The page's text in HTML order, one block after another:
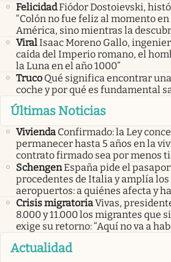
FelicidadFiódor Dostoievski,
“Colón no fue feliz al momento
América, sino mientras la
ViralIsaac Moreno Gallo,
caída del Imperio romano, el
la Luna en el año 1000”
Truco Qué significa encontrar
coche y por qué es fundamental
Últimas Noticias
Vivienda Confirmado: la Ley
permanecer hasta 5 años en la
contrato firmado sea por menos
SchengenEspaña pide el
procedentes de Italia y amplía
aeropuertos: a quiénes afecta y
Crisis migratoriaVivas,
8.000 y 11.000 los migrantes que
exige su retorno: “Aquí no va a
Actualidad